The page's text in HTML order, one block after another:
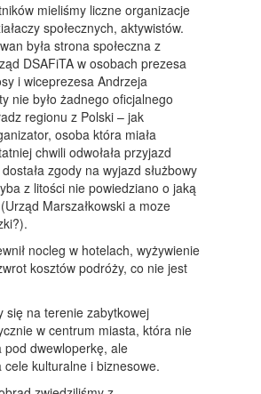
mieliśmy liczne organizacje
społecznych, aktywistów.
była strona społeczna z
DSAFiTA w osobach prezesa
i wiceprezesa Andrzeja
nie było żadnego oficjalnego
regionu z Polski – jak
osoba która miała
chwili odwołała przyjazd
zgody na wyjazd służbowy
z litości nie powiedziano o jaką
Marszałkowski a moze
nocleg w hotelach, wyżywienie
kosztów podróży, co nie jest
się na terenie zabytkowej
w centrum miasta, która nie
pod dwewloperkę, ale
kulturalne i biznesowe.